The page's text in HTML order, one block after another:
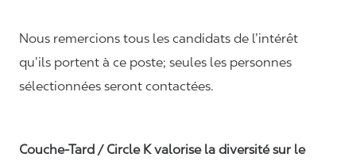
Nous remercions tous les candidats de l’intérêt
qu’ils portent à ce poste; seules les personnes
sélectionnées seront contactées.
Couche-Tard / Circle K valorise la diversité sur le